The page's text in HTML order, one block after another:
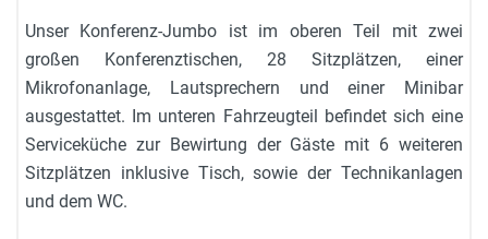
Unser Konferenz-Jumbo ist im oberen Teil mit zwei
großen Konferenztischen, 28 Sitzplätzen, einer
Mikrofonanlage, Lautsprechern und einer Minibar
ausgestattet. Im unteren Fahrzeugteil befindet sich eine
Serviceküche zur Bewirtung der Gäste mit 6 weiteren
Sitzplätzen inklusive Tisch, sowie der Technikanlagen
und dem WC.